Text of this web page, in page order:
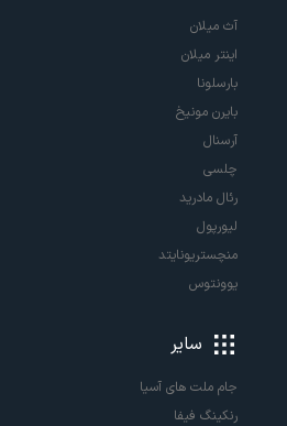
آث میلان
اینتر میلان
بارسلونا
بایرن مونیخ
آرسنال
چلسی
رئال مادرید
لیورپول
منچستریونایتد
یوونتوس
سایر
جام ملت های آسیا
رنکینگ فیفا